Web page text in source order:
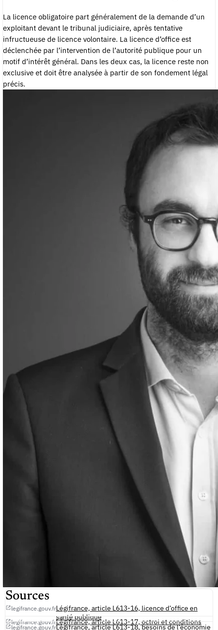
La licence obligatoire part généralement de la demande d’un
exploitant devant le tribunal judiciaire, après tentative
infructueuse de licence volontaire. La licence d’office est
déclenchée par l’intervention de l’autorité publique pour un
motif d’intérêt général. Dans les deux cas, la licence reste non
exclusive et doit être analysée à partir de son fondement légal
précis.
Sources
legifrance.gouv.frLégifrance, article L613-16, licence d’office en
santé publique
legifrance.gouv.frLégifrance, article L613-17, octroi et conditions
legifrance.gouv.frLégifrance, article L613-18, besoins de l’économie